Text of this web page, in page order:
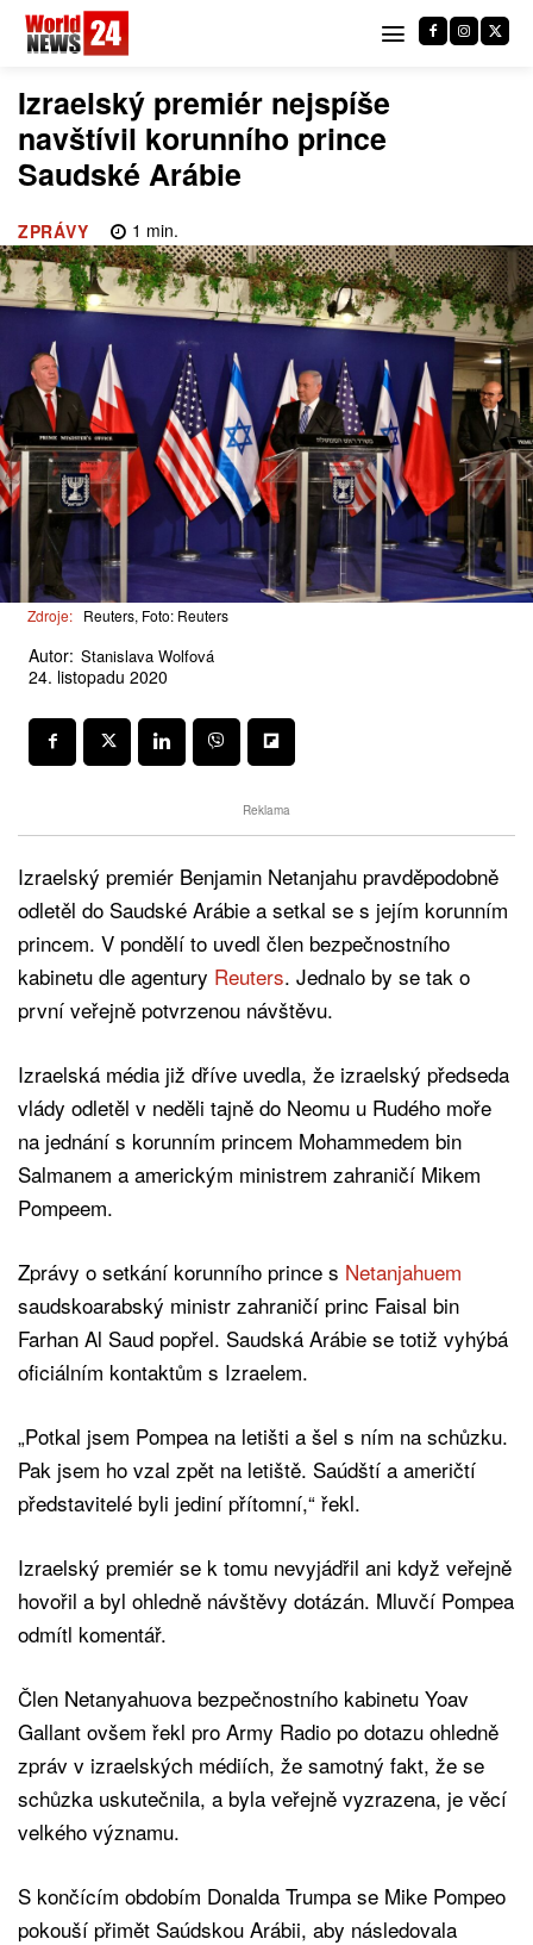
Izraelský premiér nejspíše
navštívil korunního prince
Saudské Arábie
ZPRÁVY 1 min.
Zdroje: Reuters, Foto: Reuters
Autor: Stanislava Wolfová
24. listopadu 2020
Reklama
Izraelský premiér Benjamin Netanjahu pravděpodobně
odletěl do Saudské Arábie a setkal se s jejím korunním
princem. V pondělí to uvedl člen bezpečnostního
kabinetu dle agentury Reuters. Jednalo by se tak o
první veřejně potvrzenou návštěvu.
Izraelská média již dříve uvedla, že izraelský předseda
vlády odletěl v neděli tajně do Neomu u Rudého moře
na jednání s korunním princem Mohammedem bin
Salmanem a americkým ministrem zahraničí Mikem
Pompeem.
Zprávy o setkání korunního prince s Netanjahuem
saudskoarabský ministr zahraničí princ Faisal bin
Farhan Al Saud popřel. Saudská Arábie se totiž vyhýbá
oficiálním kontaktům s Izraelem.
„Potkal jsem Pompea na letišti a šel s ním na schůzku.
Pak jsem ho vzal zpět na letiště. Saúdští a američtí
představitelé byli jediní přítomní,“ řekl.
Izraelský premiér se k tomu nevyjádřil ani když veřejně
hovořil a byl ohledně návštěvy dotázán. Mluvčí Pompea
odmítl komentář.
Člen Netanyahuova bezpečnostního kabinetu Yoav
Gallant ovšem řekl pro Army Radio po dotazu ohledně
zpráv v izraelských médiích, že samotný fakt, že se
schůzka uskutečnila, a byla veřejně vyzrazena, je věcí
velkého významu.
S končícím obdobím Donalda Trumpa se Mike Pompeo
pokouší přimět Saúdskou Arábii, aby následovala